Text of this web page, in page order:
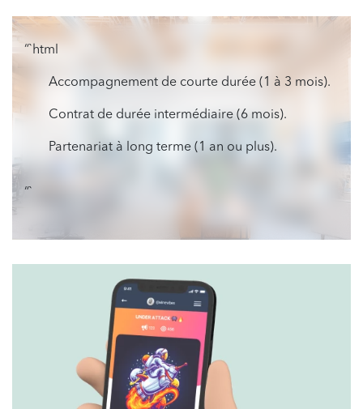
“`html
Accompagnement de courte durée (1 à 3 mois).
Contrat de durée intermédiaire (6 mois).
Partenariat à long terme (1 an ou plus).
“`